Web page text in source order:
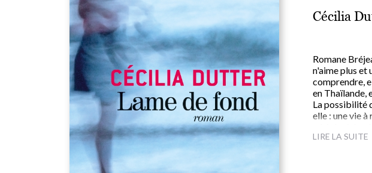
Cécilia
Romane
n'aime plus et
comprendre,
en Thaïlande,
La possibilité
elle : une vie
Mais quel est
LIRE LA SUITE